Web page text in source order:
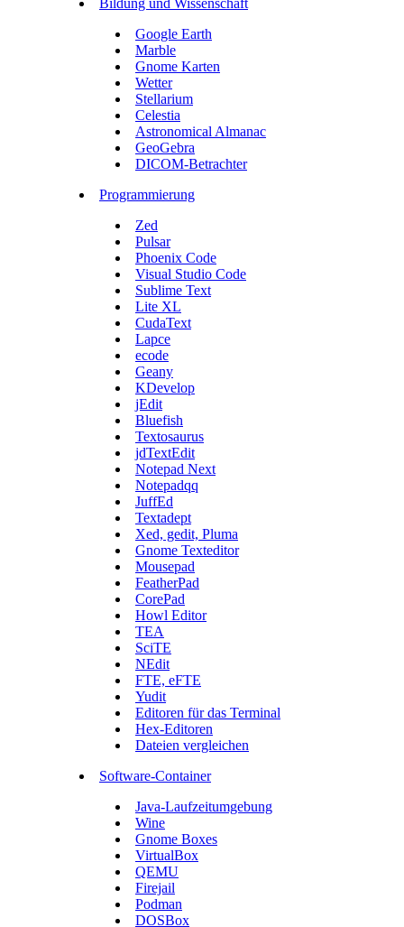
Bildung und Wissenschaft
Google Earth
Marble
Gnome Karten
Wetter
Stellarium
Celestia
Astronomical Almanac
GeoGebra
DICOM-Betrachter
Programmierung
Zed
Pulsar
Phoenix Code
Visual Studio Code
Sublime Text
Lite XL
CudaText
Lapce
ecode
Geany
KDevelop
jEdit
Bluefish
Textosaurus
jdTextEdit
Notepad Next
Notepadqq
JuffEd
Textadept
Xed, gedit, Pluma
Gnome Texteditor
Mousepad
FeatherPad
CorePad
Howl Editor
TEA
SciTE
NEdit
FTE, eFTE
Yudit
Editoren für das Terminal
Hex-Editoren
Dateien vergleichen
Software-Container
Java-Laufzeitumgebung
Wine
Gnome Boxes
VirtualBox
QEMU
Firejail
Podman
DOSBox